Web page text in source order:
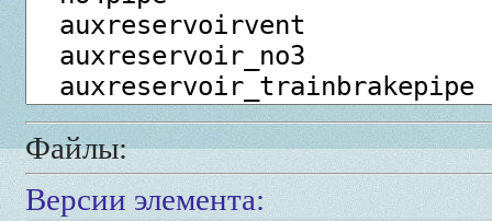
Файлы:
Версии элемента: